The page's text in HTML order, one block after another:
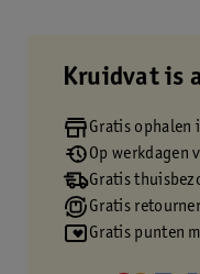
Kruidvat is
Gratis ophalen
Op werkdagen
Gratis
Gratis
Gratis punten